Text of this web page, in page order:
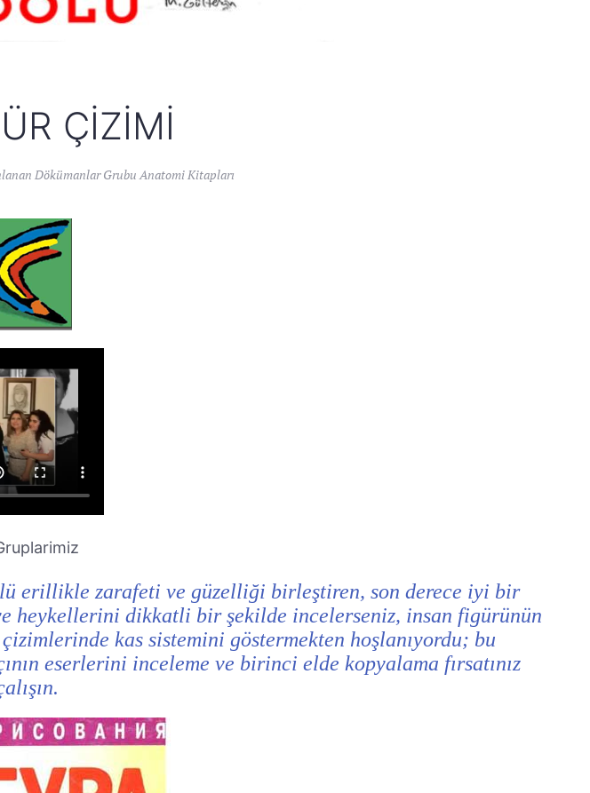
ÇIZIMI
Dökümanlar Grubu Anatomi Kitapları
erillikle zarafeti ve güzelliği birleştiren, son derece iyi bir
heykellerini dikkatli bir şekilde incelerseniz, insan figürünün
kas sistemini göstermekten hoşlanıyordu; bu
eserlerini inceleme ve birinci elde kopyalama fırsatınız